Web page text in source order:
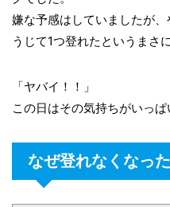
嫌な予感はしていましたが
うじて1つ登れたというまさ
「ヤバイ！！」
この日はその気持ちがいっぱ
なぜ登れなくなっ